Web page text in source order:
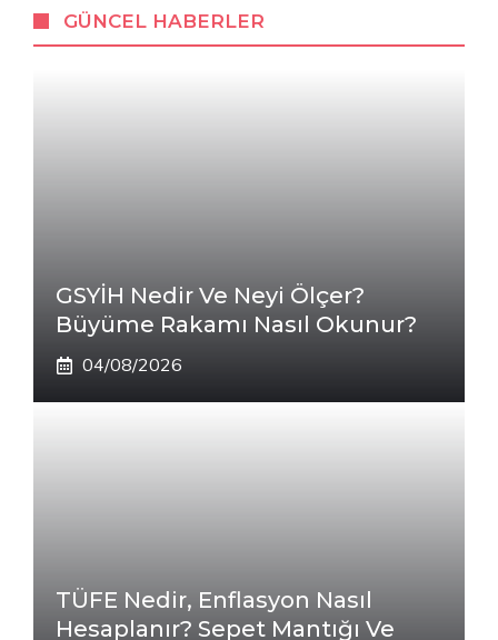
GÜNCEL HABERLER
GSYİH Nedir Ve Neyi Ölçer?
Büyüme Rakamı Nasıl Okunur?
04/08/2026
TÜFE Nedir, Enflasyon Nasıl
Hesaplanır? Sepet Mantığı Ve